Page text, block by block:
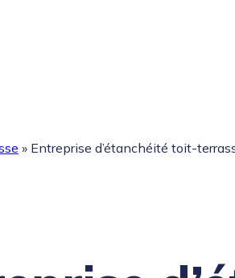
» Entreprise d’étanchéité toit-